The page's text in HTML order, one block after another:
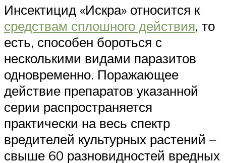
Инсектицид «Искра» относится к
средствам сплошного действия, то
есть, способен бороться с
несколькими видами паразитов
одновременно. Поражающее
действие препаратов указанной
серии распространяется
практически на весь спектр
вредителей культурных растений –
свыше 60 разновидностей вредных